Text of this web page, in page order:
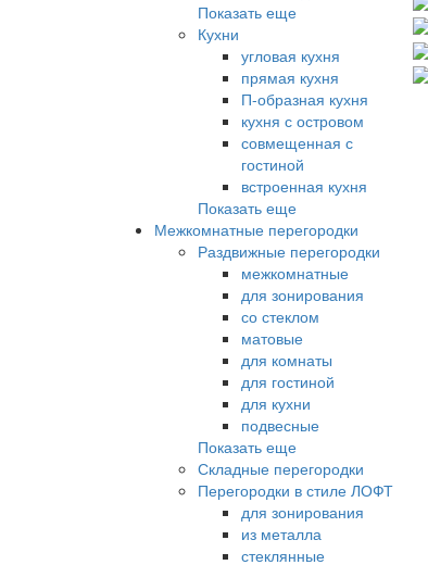
Показать еще
Кухни
угловая кухня
прямая кухня
П-образная кухня
кухня с островом
совмещенная с
гостиной
встроенная кухня
Показать еще
Межкомнатные перегородки
Раздвижные перегородки
межкомнатные
для зонирования
со стеклом
матовые
для комнаты
для гостиной
для кухни
подвесные
Показать еще
Складные перегородки
Перегородки в стиле ЛОФТ
для зонирования
из металла
стеклянные